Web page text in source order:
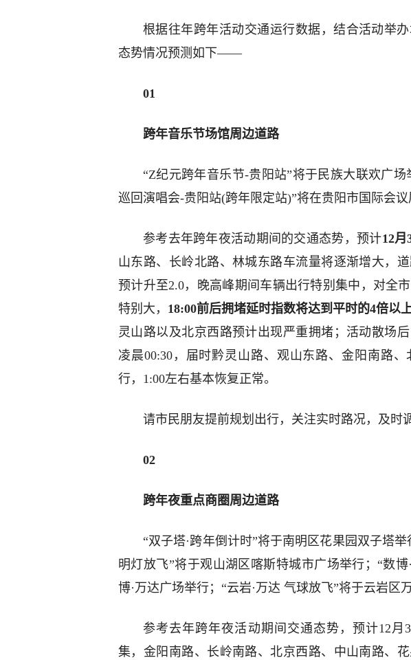
根据往年跨年活动交通运行数据，结合活动举
态势情况预测如下——
01
跨年音乐节场馆周边道路
“Z纪元跨年音乐节-贵阳站”将于民族大联欢广场
巡回演唱会-贵阳站(跨年限定站)”将在贵阳市国际会议
参考去年跨年夜活动期间的交通态势，预计12月
山东路、长岭北路、林城东路车流量将逐渐增大，
预计升至2.0，晚高峰期间车辆出行特别集中，对全
特别大， 18:00前后拥堵延时指数将达到平时的4倍以
灵山路以及北京西路预计出现严重拥堵；活动散场
凌晨00:30，届时黔灵山路、观山东路、金阳南路
行，1:00左右基本恢复正常。
请市民朋友提前规划出行，关注实时路况，及时
02
跨年夜重点商圈周边道路
“双子塔·跨年倒计时”将于南明区花果园双子塔
明灯放飞”将于观山湖区喀斯特城市广场举行；“数
博·万达广场举行；“云岩·万达 气球放飞”将于云岩区
参考去年跨年夜活动期间交通态势，预计12月
集，金阳南路、长岭南路、北京西路、中山南路、